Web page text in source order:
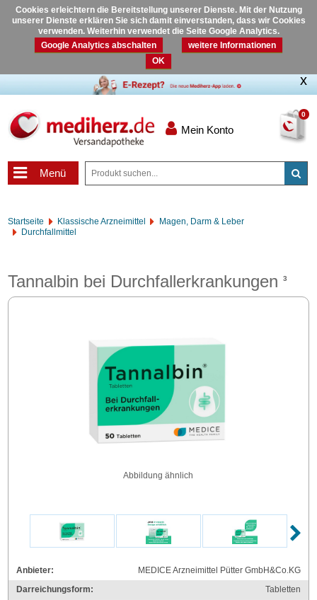
Cookies erleichtern die Bereitstellung unserer Dienste. Mit der Nutzung
unserer Dienste erklären Sie sich damit einverstanden, dass wir Cookies
verwenden. Weiterhin verwendet die Seite Google Analytics.
Google Analytics abschalten
weitere Informationen
OK
0
Mein Konto
Menü
Startseite Klassische Arzneimittel
Magen, Darm & Leber
Durchfallmittel
Tannalbin bei Durchfallerkrankungen3
Abbildung ähnlich
Anbieter:
MEDICE Arzneimittel Pütter GmbH&Co.KG
Darreichungsform:
Tabletten